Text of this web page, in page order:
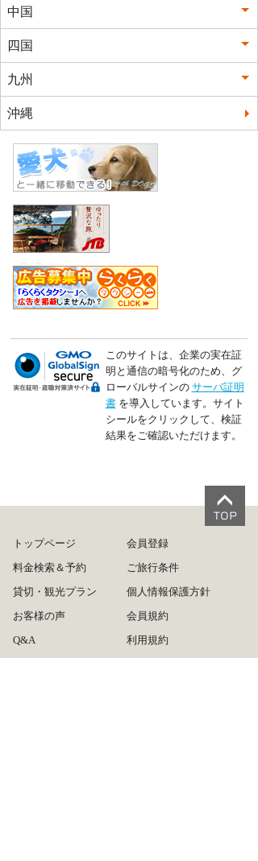
中国
四国
九州
沖縄
このサイトは、企業の実在証
明と通信の暗号化のため、グ
ローバルサインの サーバ証明
書を導入しています。サイト
シールをクリックして、検証
結果をご確認いただけます。
トップページ
料金検索＆予約
貸切・観光プラン
お客様の声
Q&A
会員登録
ご旅行条件
個人情報保護方針
会員規約
利用規約